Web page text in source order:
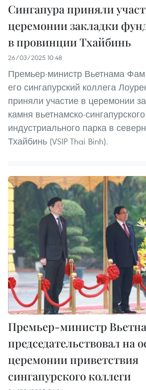
Сингапура приняли
церемонии закладки
в провинции Тхайбинь
26/03/2025 10:48
Премьер-министр Вьетнама
его сингапурский коллега
приняли участие в церемонии
камня вьетнамско-сингапурского
индустриального парка в
Тхайбинь (VSIP Thai Binh).
Премьер-министр
председательствовал на
церемонии приветствия
сингапурского коллеги